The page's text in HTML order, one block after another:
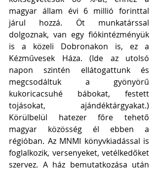
magyar állam évi 6 millió forinttal
járul hozzá. Öt munkatárssal
dolgoznak, van egy fiókintézményük
is a közeli Dobronakon is, ez a
Kézművesek Háza. (Ide az utolsó
napon szintén ellátogattunk és
megcsodáltuk a gyönyörű
kukoricacsuhé bábokat, festett
tojásokat, ajándéktárgyakat.)
Körülbelül hatezer főre tehető
magyar közösség él ebben a
régióban. Az MNMI könyvkiadással is
foglalkozik, versenyeket, vetélkedőket